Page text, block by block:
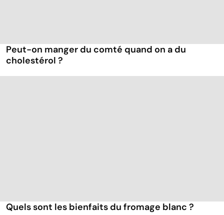
Peut-on manger du comté quand on a du
cholestérol ?
Quels sont les bienfaits du fromage blanc ?